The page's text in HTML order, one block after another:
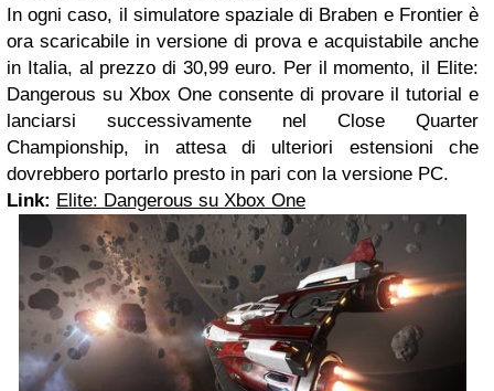
In ogni caso, il simulatore spaziale di Braben e Frontier è
ora scaricabile in versione di prova e acquistabile anche
in Italia, al prezzo di 30,99 euro. Per il momento, il Elite:
Dangerous su Xbox One consente di provare il tutorial e
lanciarsi successivamente nel Close Quarter
Championship, in attesa di ulteriori estensioni che
dovrebbero portarlo presto in pari con la versione PC.
Link: Elite: Dangerous su Xbox One